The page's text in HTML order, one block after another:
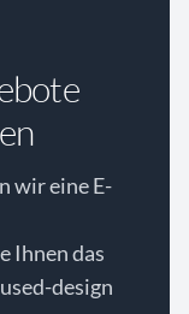
wir eine E-
Ihnen das
design